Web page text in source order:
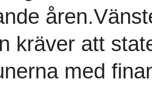
kräver att
med